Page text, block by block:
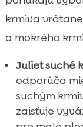
krmiva
a mokrého
Juliet suché
odporúča
suchým
zaisťuje